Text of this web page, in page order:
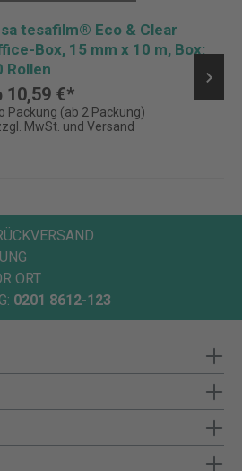
tesafilm® Eco & Clear
Box, 15 mm x 10 m, Box:
Rollen
10,59 €*
Packung (ab 2 Packung)
MwSt. und Versand
ORT
0201 8612-123